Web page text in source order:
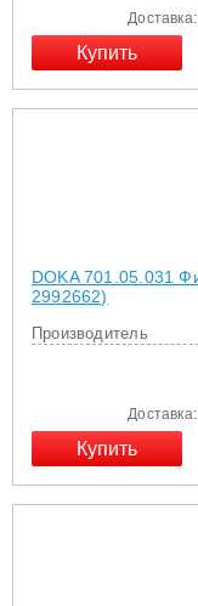
Доставка:
DOKA 701.05.031
2992662)
Производитель
Доставка: